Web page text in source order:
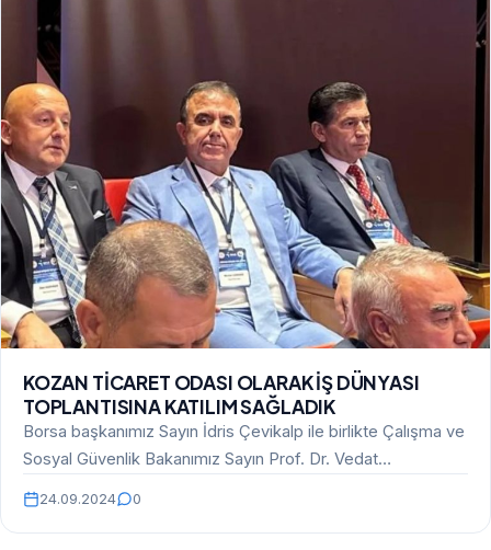
KOZAN TİCARET ODASI OLARAK İŞ DÜNYASI
TOPLANTISINA KATILIM SAĞLADIK
Borsa başkanımız Sayın İdris Çevikalp ile birlikte Çalışma ve
Sosyal Güvenlik Bakanımız Sayın Prof. Dr. Vedat…
24.09.2024 0